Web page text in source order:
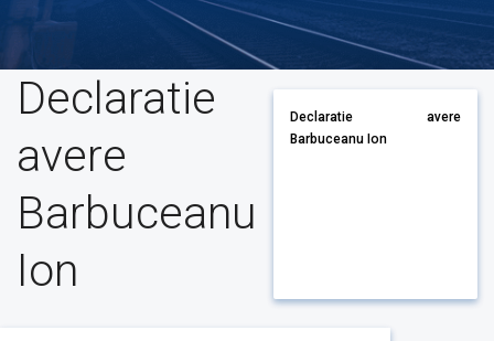
Declaratie
avere
Barbuceanu
Ion
Declaratie avere
Barbuceanu Ion